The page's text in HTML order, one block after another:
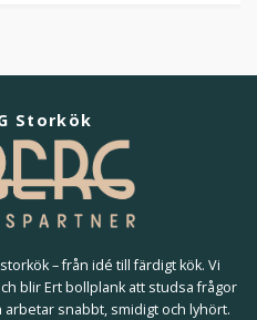
Storkök
– från idé till färdigt kök. Vi
blir Ert bollplank att studsa frågor
snabbt, smidigt och lyhört.